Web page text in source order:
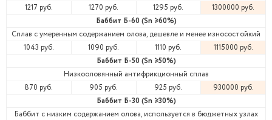
1217 руб.
1270 руб. 1295 руб.
1300000 руб.
Баббит Б-60 (Sn ≥60%)
Сплав с умеренным содержанием олова, дешевле и менее износостойкий
1043 руб.
1090 руб. 1110 руб.
1115000 руб.
Баббит Б-50 (Sn ≥50%)
Низкооловянный антифрикционный сплав
870 руб.
905 руб. 925 руб.
930000 руб.
Баббит Б-30 (Sn ≥30%)
Баббит с низким содержанием олова, используется в бюджетных узлах